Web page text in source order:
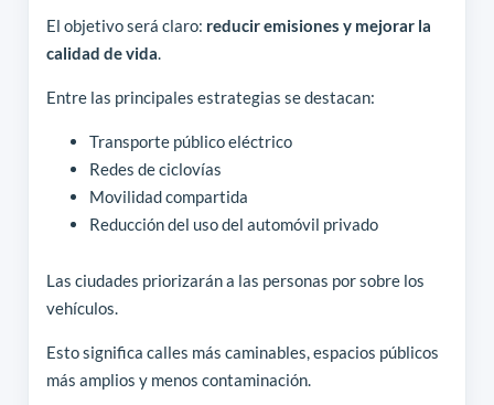
El objetivo será claro: reducir emisiones y mejorar la
calidad de vida.
Entre las principales estrategias se destacan:
Transporte público eléctrico
Redes de ciclovías
Movilidad compartida
Reducción del uso del automóvil privado
Las ciudades priorizarán a las personas por sobre los
vehículos.
Esto significa calles más caminables, espacios públicos
más amplios y menos contaminación.